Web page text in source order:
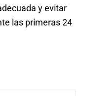
y evitar
las primeras 24